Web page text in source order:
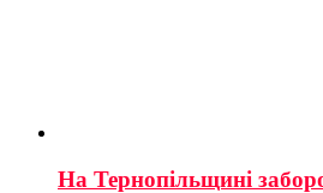
На Тернопільщині